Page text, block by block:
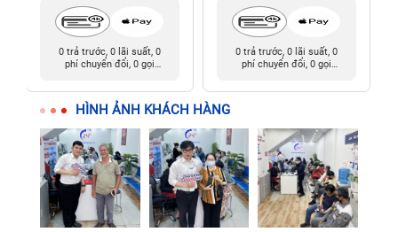
0 trả trước, 0 lãi suất, 0
phí chuyển đổi, 0 gọi
0 trả trước, 0 lãi suất, 0
phí chuyển đổi, 0 gọi
HÌNH ẢNH KHÁCH HÀNG